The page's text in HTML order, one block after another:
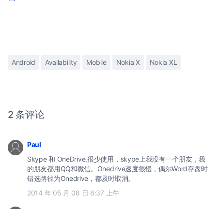
Android Availability Mobile Nokia X Nokia XL
2 条评论
Paul
Skype 和 OneDrive,很少使用，skype上我没有一个朋友，我
的朋友都用QQ和微信。Onedrive速度很慢，偶尔Word存盘时
错选路径为Onedrive，都及时取消。
2014 年 05 月 08 日 8:37 上午